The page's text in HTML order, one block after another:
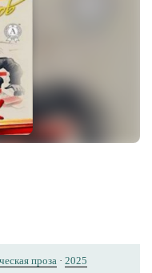
проза · 2025